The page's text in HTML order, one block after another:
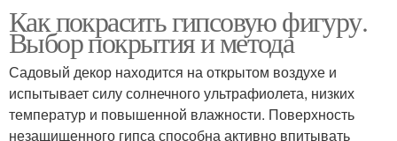
Как покрасить гипсовую фигуру.
Выбор покрытия и метода
Садовый декор находится на открытом воздухе и
испытывает силу солнечного ультрафиолета, низких
температур и повышенной влажности. Поверхность
незащищенного гипса способна активно впитывать